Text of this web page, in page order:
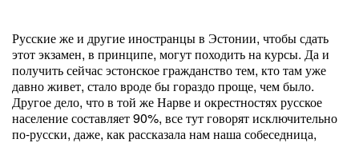
Русские же и другие иностранцы в Эстонии, чтобы сдать
этот экзамен, в принципе, могут походить на курсы. Да и
получить сейчас эстонское гражданство тем, кто там уже
давно живет, стало вроде бы гораздо проще, чем было.
Другое дело, что в той же Нарве и окрестностях русское
население составляет 90%, все тут говорят исключительно
по-русски, даже, как рассказала нам наша собеседница,